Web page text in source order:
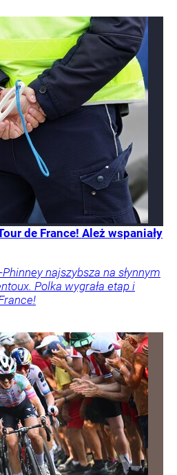
de France! Ależ wspaniały
najszybsza na słynnym
Polka wygrała etap i